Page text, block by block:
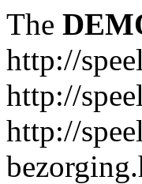
The
http://
http://
http://